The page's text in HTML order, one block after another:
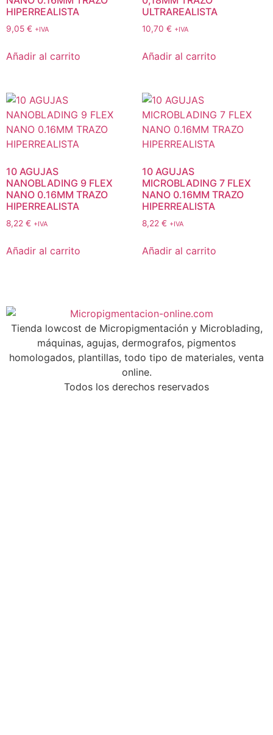
HIPERREALISTA
9,05 € +IVA
Añadir al carrito
ULTRAREALISTA
10,70 € +IVA
Añadir al carrito
10 AGUJAS
NANOBLADING 9 FLEX
NANO 0.16MM TRAZO
HIPERREALISTA
8,22 € +IVA
Añadir al carrito
10 AGUJAS
MICROBLADING 7 FLEX
NANO 0.16MM TRAZO
HIPERREALISTA
8,22 € +IVA
Añadir al carrito
Tienda lowcost de Micropigmentación y Microblading,
máquinas, agujas, dermografos, pigmentos
homologados, plantillas, todo tipo de materiales, venta
online.
Todos los derechos reservados